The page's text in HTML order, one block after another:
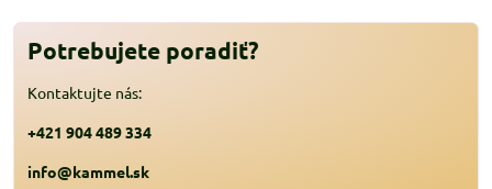
Potrebujete poradiť?
Kontaktujte nás:
+421 904 489 334
info@kammel.sk